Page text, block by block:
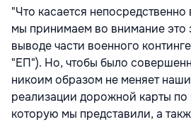
"Что касается непосредственно
мы принимаем во внимание
выводе части военного
"ЕП"). Но, чтобы было
никоим образом не меняет
реализации дорожной карты
которую мы представили, а